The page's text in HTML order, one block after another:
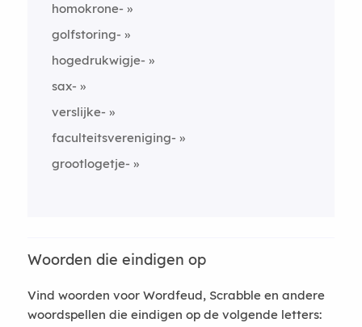
homokrone-
golfstoring-
hogedrukwigje-
sax-
verslijke-
faculteitsvereniging-
grootlogetje-
Woorden die eindigen op
Vind woorden voor Wordfeud, Scrabble en andere
woordspellen die eindigen op de volgende letters: